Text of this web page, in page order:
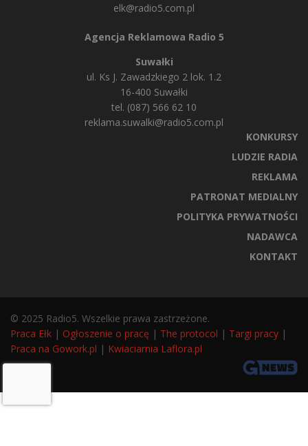
elk@radio5.com.pl
Agencja Reklamowa Radio 5
Suwałki
ul. Ks J. Zawadzkiego 2 lok. 1.2
16-400 Suwałki
tel. (087) 566 62 10
reklama.suwalki@radio5.com.pl
KONKURSY
LUDZIE RADIA
REKLAMA
PATRONAT MEDIALNY
POLITYKA PRYWATNOŚCI
NADAWCA
KONTAKT
© 2025 Radio5. Wszelkie prawa zastrzeżone.
Praca Ełk | Ogłoszenie o pracę | The protocol | Targi pracy |
Praca na Gowork.pl | Kwiaciarnia Laflora.pl